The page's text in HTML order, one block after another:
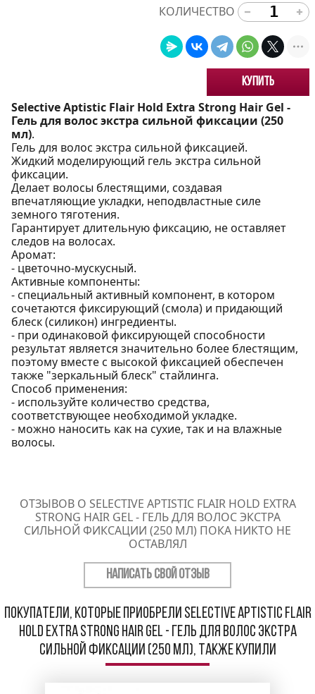
КОЛИЧЕСТВО
Купить
Selective Aptistic Flair Hold Extra Strong Hair Gel -
Гель для волос экстра сильной фиксации (250
мл).
Гель для волос экстра сильной фиксацией.
Жидкий моделирующий гель экстра сильной
фиксации.
Делает волосы блестящими, создавая
впечатляющие укладки, неподвластные силе
земного тяготения.
Гарантирует длительную фиксацию, не оставляет
следов на волосах.
Аромат:
- цветочно-мускусный.
Активные компоненты:
- специальный активный компонент, в котором
сочетаются фиксирующий (смола) и придающий
блеск (силикон) ингредиенты.
- при одинаковой фиксирующей способности
результат является значительно более блестящим,
поэтому вместе с высокой фиксацией обеспечен
также "зеркальный блеск" стайлинга.
Способ применения:
- используйте количество средства,
соответствующее необходимой укладке.
- можно наносить как на сухие, так и на влажные
волосы.
ОТЗЫВОВ О SELECTIVE APTISTIC FLAIR HOLD EXTRA
STRONG HAIR GEL - ГЕЛЬ ДЛЯ ВОЛОС ЭКСТРА
СИЛЬНОЙ ФИКСАЦИИ (250 МЛ) ПОКА НИКТО НЕ
ОСТАВЛЯЛ
НАПИСАТЬ СВОЙ ОТЗЫВ
Покупатели, которые приобрели Selective Aptistic Flair
Hold Extra Strong Hair Gel - Гель для волос экстра
сильной фиксации (250 мл), также купили